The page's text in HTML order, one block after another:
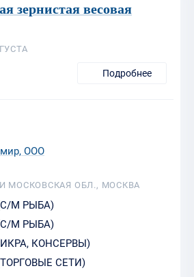
зернистая весовая
Подробнее
ООО
МОСКОВСКАЯ ОБЛ., МОСКВА
М РЫБА)
М РЫБА)
КОНСЕРВЫ)
СЕТИ)